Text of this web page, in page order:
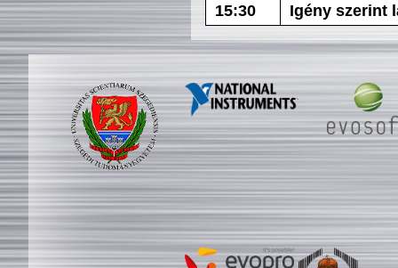
15:30
Igény szerint